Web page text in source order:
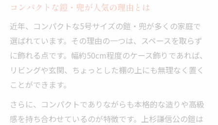
コンパクトな鎧・兜が人気の理由とは
近年、コンパクトな5号サイズの鎧・兜が多くの家庭で
選ばれています。その理由の一つは、スペースを取らず
に飾れる点です。幅約50cm程度のケース飾りであれば、
リビングや玄関、ちょっとした棚の上にも無理なく置く
ことができます。
さらに、コンパクトでありながらも本格的な造りや高級
感を持ち合わせているのが特徴です。上杉謙信公の鎧は